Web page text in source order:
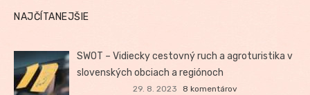
NAJČÍTANEJŠIE
SWOT – Vidiecky cestovný ruch a agroturistika v
slovenských obciach a regiónoch
29. 8. 2023 8 komentárov